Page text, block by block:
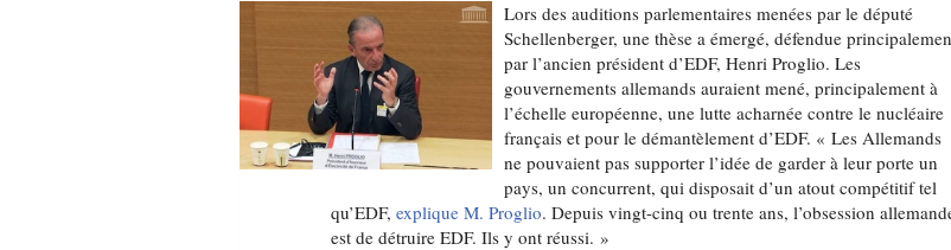
Lors des auditions parlementaires menées par le député
Schellenberger, une thèse a émergé, défendue
par l’ancien président d’EDF, Henri Proglio. Les
gouvernements allemands auraient mené, principalement à
l’échelle européenne, une lutte acharnée contre le nucléaire
français et pour le démantèlement d’EDF. « Les Allemands
ne pouvaient pas supporter l’idée de garder à leur porte un
pays, un concurrent, qui disposait d’un atout compétitif tel
qu’EDF,explique M. Proglio. Depuis vingt-cinq ou trente ans, l’obsession
est de détruire EDF. Ils y ont réussi. »